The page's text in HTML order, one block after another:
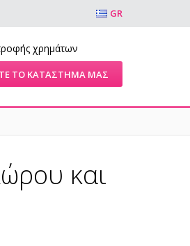
GR
χρημάτων
ΤΟ ΚΑΤΆΣΤΗΜΆ ΜΑΣ
και